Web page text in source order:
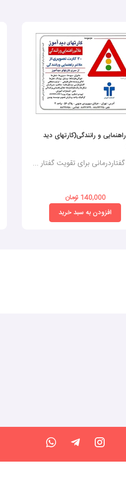
و رانندگی(کارتهای دید
برای تقویت گفتار ...
140,000 تومان
افزودن به سبد خرید